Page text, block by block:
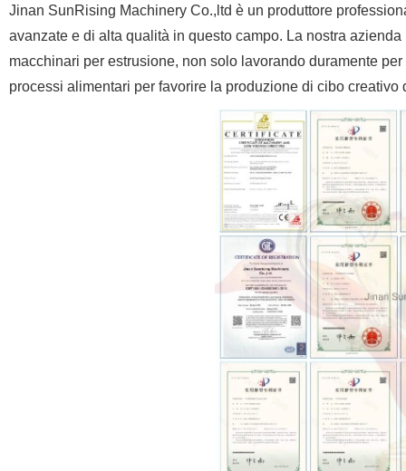
Jinan SunRising Machinery Co.,ltd è un produttore
avanzate e di alta qualità in questo campo. La nostra
macchinari per estrusione, non solo lavorando duramente
processi alimentari per favorire la produzione di cibo creativo